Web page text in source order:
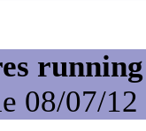
running
08/07/12